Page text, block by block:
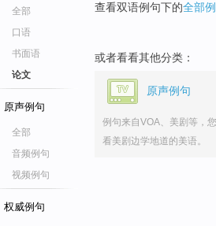
全部
口语
书面语
论文
原声例句
全部
音频例句
视频例句
权威例句
查看双语例句下的全部
或者看看其他分类：
原声例句
例句来自VOA、美剧等，
看美剧边学地道的美语。